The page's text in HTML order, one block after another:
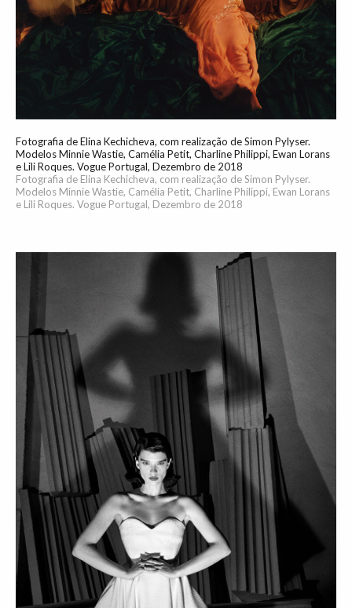
Fotografia de Elina Kechicheva, com realização de Simon Pylyser.
Modelos Minnie Wastie, Camélia Petit, Charline Philippi, Ewan Lorans
e Lili Roques. Vogue Portugal, Dezembro de 2018
Fotografia de Elina Kechicheva, com realização de Simon Pylyser.
Modelos Minnie Wastie, Camélia Petit, Charline Philippi, Ewan Lorans
e Lili Roques. Vogue Portugal, Dezembro de 2018